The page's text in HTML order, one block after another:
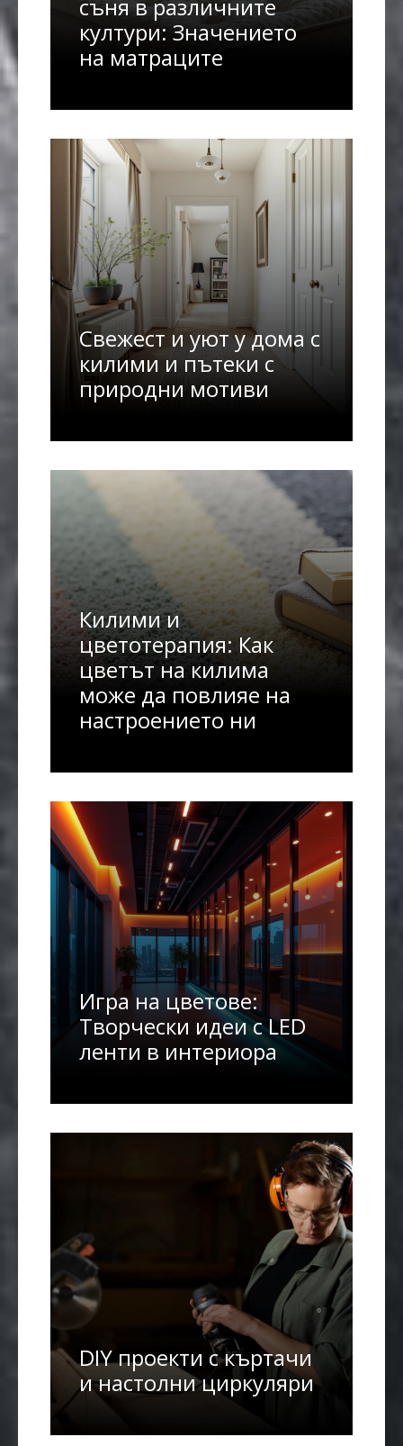
съня в различните
култури: Значението
на матраците
Свежест и уют у дома с
килими и пътеки с
природни мотиви
Килими и
цветотерапия: Как
цветът на килима
може да повлияе на
настроението ни
Игра на цветове:
Творчески идеи с LED
ленти в интериора
DIY проекти с къртачи
и настолни циркуляри